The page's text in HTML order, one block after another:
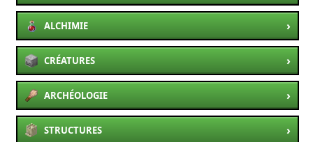
ALCHIMIE ›
CRÉATURES ›
ARCHÉOLOGIE ›
STRUCTURES ›